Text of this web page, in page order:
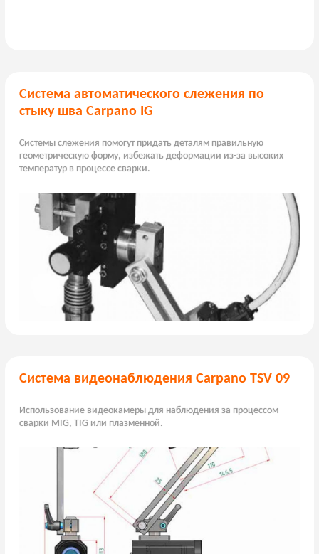
Система автоматического слежения по
стыку шва Carpano IG
Системы слежения помогут придать деталям правильную
геометрическую форму, избежать деформации из-за высоких
температур в процессе сварки.
Система видеонаблюдения Carpano TSV 09
Использование видеокамеры для наблюдения за процессом
сварки MIG, TIG или плазменной.